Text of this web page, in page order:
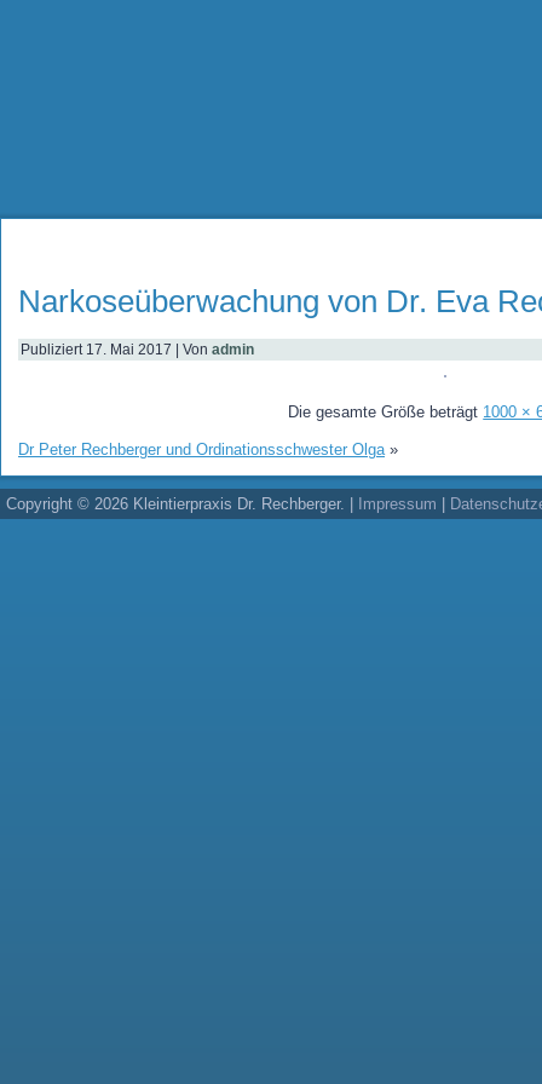
Narkoseüberwachung von Dr. Eva
Publiziert 17. Mai 2017 Von admin
Die gesamte Größe beträgt 1000 ×
Dr Peter Rechberger und Ordinationsschwester Olga»
Copyright © 2026 Kleintierpraxis Dr. Rechberger. | Impressum